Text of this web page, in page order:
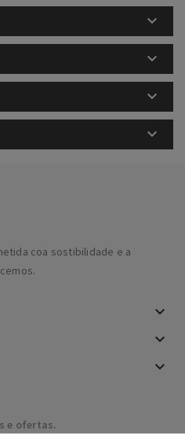




coa sostibilidade e a



e ofertas.